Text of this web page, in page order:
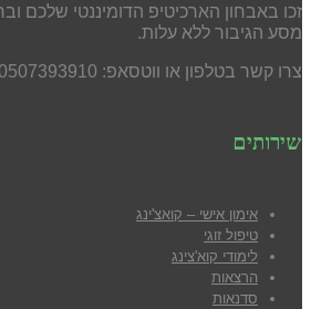
זכו באבחון הארכיטיפ הדומיננטי שלכם
מסע הגיבור ללא עלות.
צרו קשר בטלפון או ווטסאפ: 0507393910
שירותים
אימון אישי – קואצ'ינג
טיפול זוגי
לימודי קוא'צינג
הרצאות
סדנאות